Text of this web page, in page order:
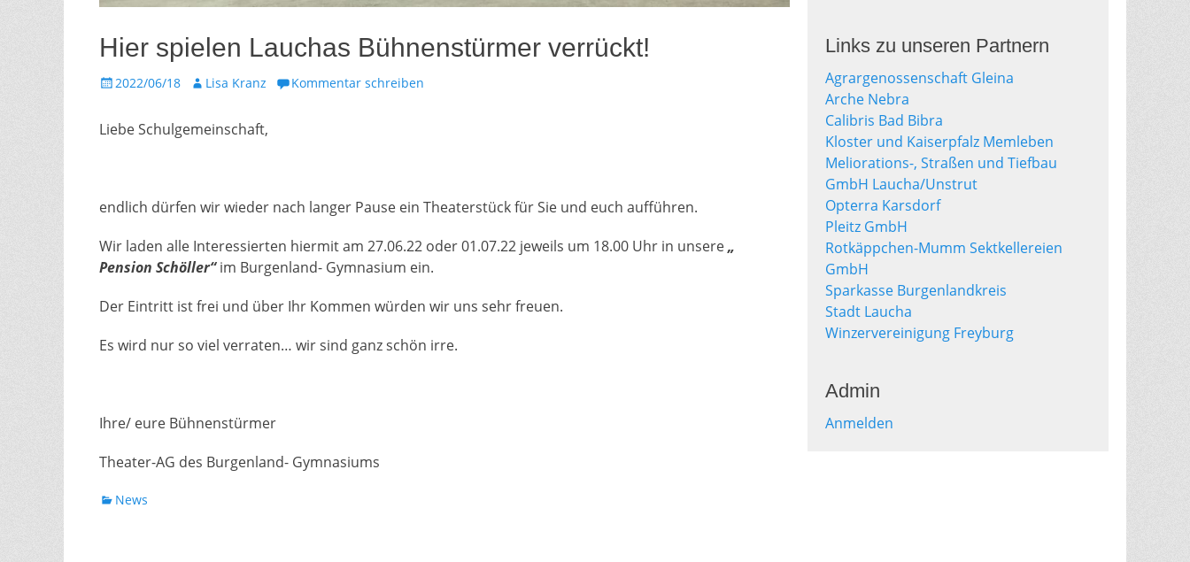
Hier spielen Lauchas Bühnenstürmer verrückt!
Gepostet
2022/06/18 AutorLisa Kranz Kommentar schreiben
Liebe Schulgemeinschaft,
endlich dürfen wir wieder nach langer Pause ein Theaterstück für Sie und euch aufführen.
Wir laden alle Interessierten hiermit am 27.06.22 oder 01.07.22 jeweils um 18.00 Uhr in unsere„
Pension Schöller“im Burgenland- Gymnasium ein.
Der Eintritt ist frei und über Ihr Kommen würden wir uns sehr freuen.
Es wird nur so viel verraten… wir sind ganz schön irre.
Ihre/ eure Bühnenstürmer
Theater-AG des Burgenland- Gymnasiums
Kategorien
News
Links zu unseren Partnern
Agrargenossenschaft Gleina
Arche Nebra
Calibris Bad Bibra
Kloster und Kaiserpfalz Memleben
Meliorations-, Straßen und Tiefbau
GmbH Laucha/Unstrut
Opterra Karsdorf
Pleitz GmbH
Rotkäppchen-Mumm Sektkellereien
GmbH
Sparkasse Burgenlandkreis
Stadt Laucha
Winzervereinigung Freyburg
Admin
Anmelden